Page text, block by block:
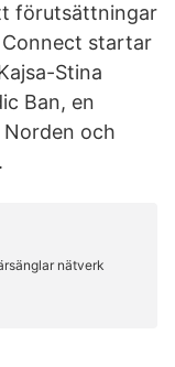
förutsättningar
startar
Stina
Ban, en
och